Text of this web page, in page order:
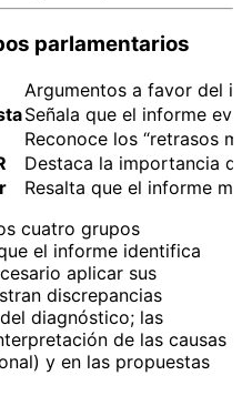
parlamentarios
Argumentos a favor del
Señala que el informe
Reconoce los “retrasos
Destaca la importancia
Resalta que el informe
cuatro grupos
el informe identifica
aplicar sus
discrepancias
diagnóstico; las
de las causas
y en las propuestas